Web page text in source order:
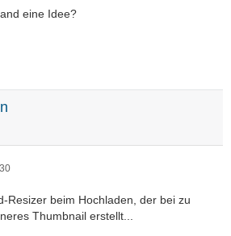
eine Idee?
Resizer beim Hochladen, der bei zu
Thumbnail erstellt...